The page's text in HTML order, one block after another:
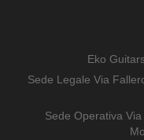
Eko
Sede Legale Via
Sede Operativa